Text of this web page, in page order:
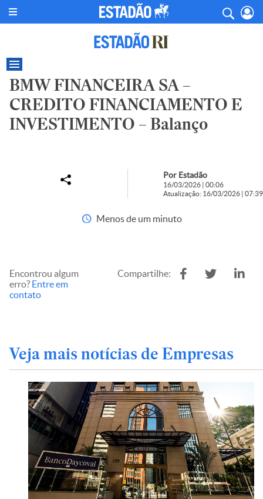
BMW FINANCEIRA SA –
CREDITO FINANCIAMENTO E
INVESTIMENTO – Balanço
Por Estadão
16/03/2026 | 00:06
Atualização: 16/03/2026 | 07:39
Menos de um minuto
Encontrou algum
erro? Entre em
contato
Compartilhe:
Veja mais notícias de Empresas